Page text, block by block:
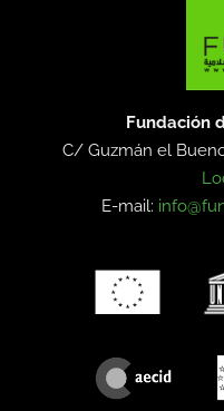
Fundación
C/ Guzmán el
E-mail: